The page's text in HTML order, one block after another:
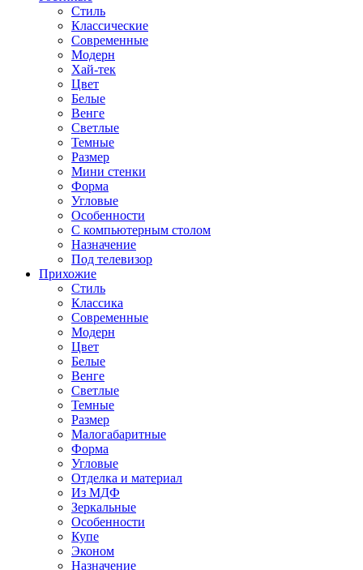
Стиль
Классические
Современные
Модерн
Хай-тек
Цвет
Белые
Венге
Светлые
Темные
Размер
Мини стенки
Форма
Угловые
Особенности
С компьютерным столом
Назначение
Под телевизор
Прихожие
Стиль
Классика
Современные
Модерн
Цвет
Белые
Венге
Светлые
Темные
Размер
Малогабаритные
Форма
Угловые
Отделка и материал
Из МДФ
Зеркальные
Особенности
Купе
Эконом
Назначение